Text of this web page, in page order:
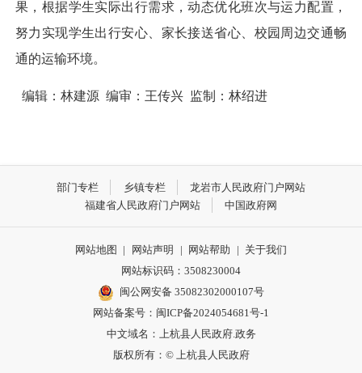
果，根据学生实际出行需求，动态优化班次与运力配置，
努力实现学生出行安心、家长接送省心、校园周边交通畅
通的运输环境。
编辑：林建源 编审：王传兴 监制：林绍进
部门专栏 乡镇专栏
龙岩市人民政府门户网站
福建省人民政府门户网站
中国政府网
网站地图 | 网站声明 | 网站帮助 | 关于我们
网站标识码：3508230004
闽公网安备 35082302000107号
网站备案号： 闽ICP备2024054681号-1
中文域名：上杭县人民政府.政务
版权所有：© 上杭县人民政府